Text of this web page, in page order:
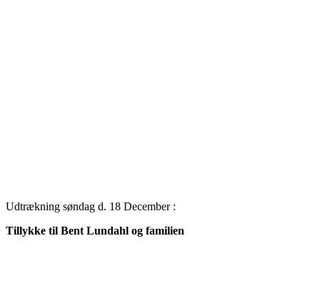
Udtrækning søndag d. 18 December :
Tillykke til Bent Lundahl og familien